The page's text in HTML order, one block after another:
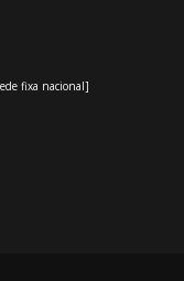
fixa nacional]